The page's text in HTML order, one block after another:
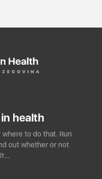
health
to do that. Run
out whether or not